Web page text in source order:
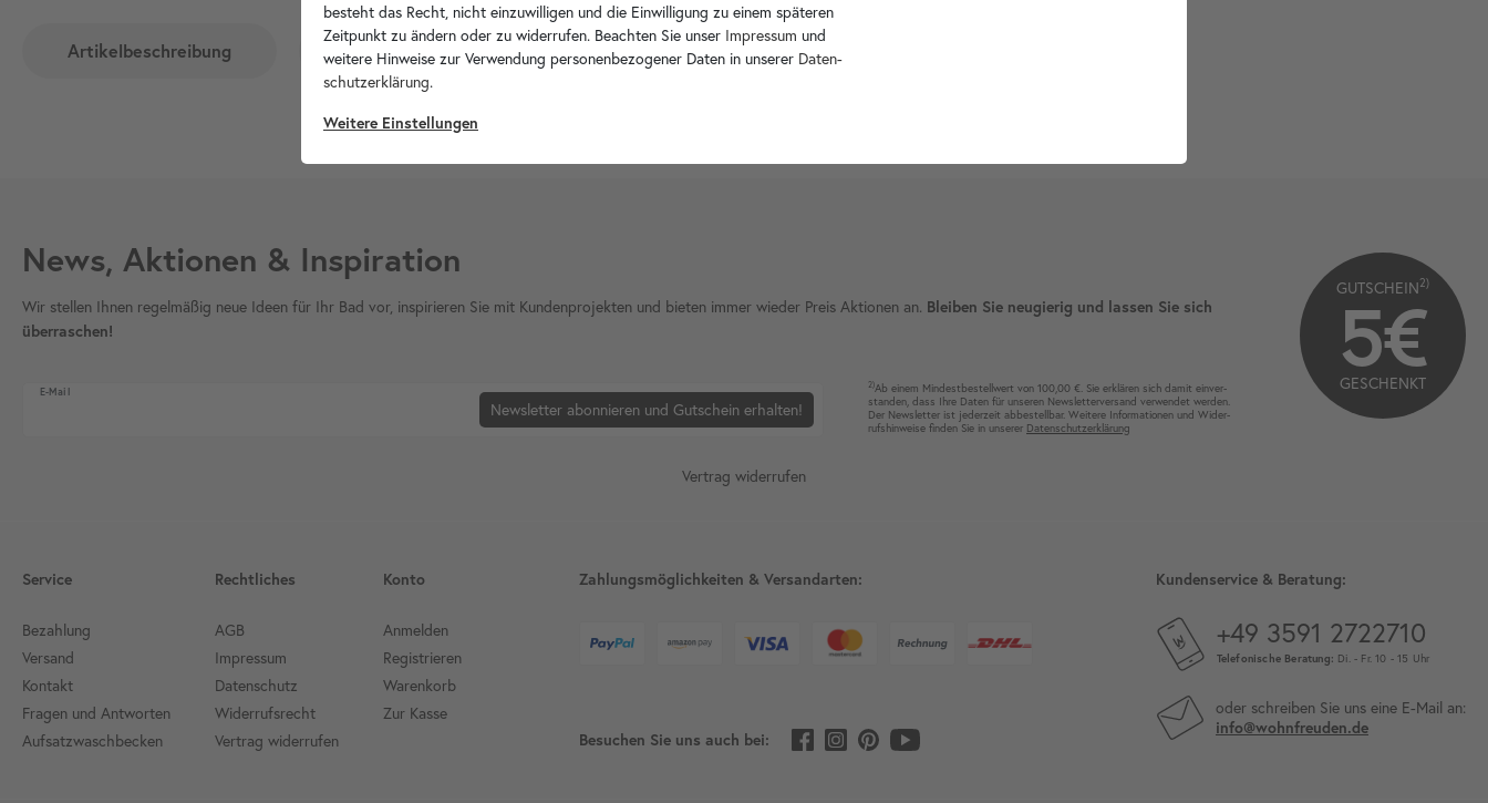
Artikelbeschreibung Hersteller-Info
News, Aktionen & Inspiration
Wir stellen Ihnen regelmäßig neue Ideen für Ihr Bad vor, inspirieren Sie mit Kundenprojekten und bieten immer wieder Preis Aktionen an. Bleiben Sie neugierig und lassen Sie sich
überraschen!
E-Mail
Newsletter Honig
Newsletter abonnieren und Gutschein erhalten!
2)Ab einem Mindest­bestell­wert von 100,00 €. Sie erklären sich damit ein­ver­
standen, dass Ihre Da­ten für unseren News­letter­versand ver­wen­det werden.
Der News­letter ist jeder­zeit ab­bestel­lbar. Weitere Infor­mationen und Wider­
rufshin­weise finden Sie in unserer Daten­schutz­erklärung
GUTSCHEIN2)
5€
GESCHENKT
Vertrag widerrufen
Service
Bezahlung
Versand
Kontakt
Fragen und Antworten
Aufsatzwaschbecken
Rechtliches
AGB
Impressum
Datenschutz
Widerrufsrecht
Vertrag widerrufen
Konto
Anmelden
Registrieren
Warenkorb
Zur Kasse
Zahlungsmöglichkeiten & Versandarten:
Besuchen Sie uns auch bei:
Kundenservice & Beratung:
+49 3591 2722710
Telefonische Beratung: Di. - Fr. 10 - 15 Uhr
oder schreiben Sie uns eine E-Mail an:
info@wohnfreuden.de
besteht das Recht, nicht einzuwilligen und die Einwilligung zu einem späteren
Zeitpunkt zu ändern oder zu widerrufen. Beachten Sie unser Impressum und
weitere Hinweise zur Verwendung personenbezogener Daten in unserer Daten­
schutz­erklärung.
Weitere Einstellungen